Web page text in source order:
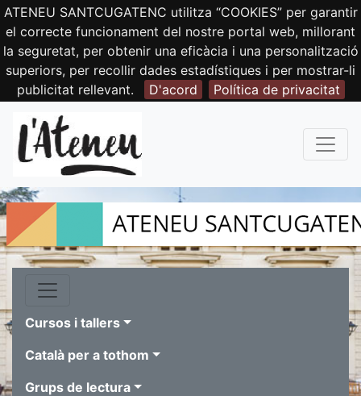
ATENEU SANTCUGATENC utilitza “COOKIES” per garantir
el correcte funcionament del nostre portal web, millorant
la seguretat, per obtenir una eficàcia i una personalització
superiors, per recollir dades estadístiques i per mostrar-li
publicitat rellevant.
D'acord Política de privacitat
Cursos i tallers
Català per a tothom
Grups de lectura